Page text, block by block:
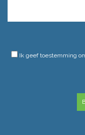
Ik geef toestemming